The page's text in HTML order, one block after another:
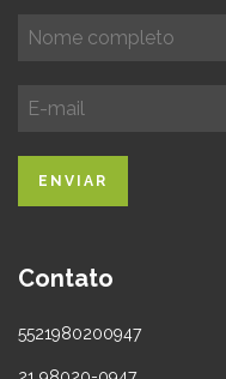
Contato
5521980200947